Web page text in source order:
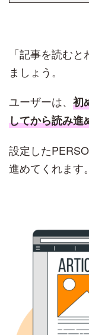
「記事を読む
ましょう。
ユーザーは、 初
してから読み進
設定した
進めてくれます。